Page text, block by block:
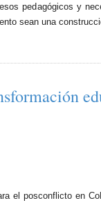
pedagógicos y
sean una
el posconflicto en